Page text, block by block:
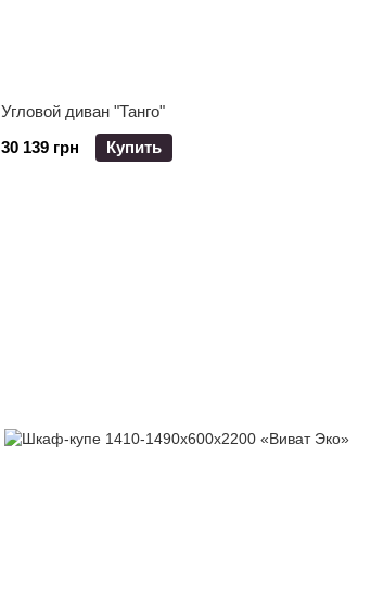
Угловой диван "Танго"
30 139 грн
Купить